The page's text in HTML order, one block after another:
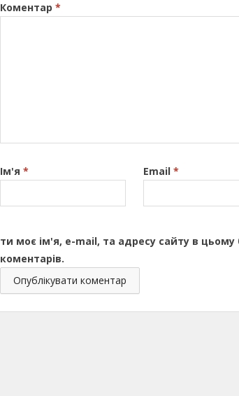
Коментар *
Ім'я * Email *
ти моє ім'я, e-mail, та адресу сайту в
коментарів.